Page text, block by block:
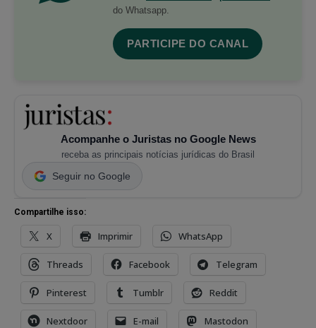
do Whatsapp.
PARTICIPE DO CANAL
Acompanhe o Juristas no Google News
receba as principais notícias jurídicas do Brasil
Seguir no Google
Compartilhe isso:
X Imprimir WhatsApp
Threads Facebook Telegram
Pinterest Tumblr Reddit
Nextdoor E-mail Mastodon